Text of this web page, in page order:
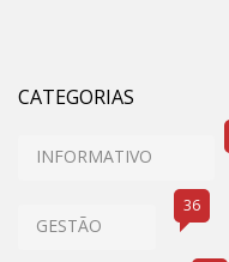
CATEGORIAS
INFORMATIVO
GESTÃO
36